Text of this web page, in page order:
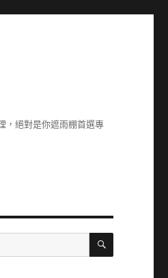
，絕對是你遮雨棚首選專
搜